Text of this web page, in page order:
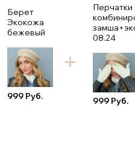
Берет
Экокожа
бежевый
999 Руб.
Перчатки
08.24
999 Руб.